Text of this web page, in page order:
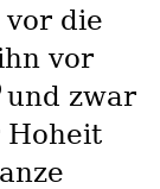
vor die
vor
und zwar
Hoheit